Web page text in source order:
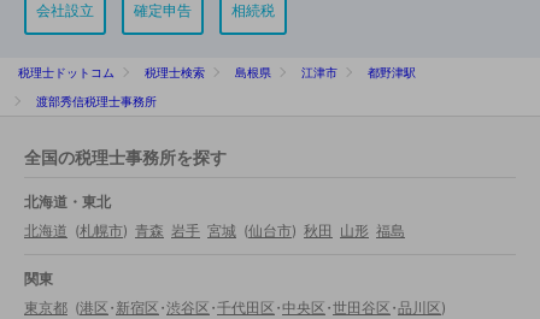
会社設立 確定申告 相続税
税理士ドットコム 税理士検索 島根県 江津市
都野津駅
渡部秀信税理士事務所
全国の税理士事務所を探す
北海道・東北
北海道 (札幌市) 青森 岩手 宮城 (仙台市) 秋田 山形 福島
関東
東京都 (港区・新宿区・渋谷区・千代田区・中央区・世田谷区・品川区)